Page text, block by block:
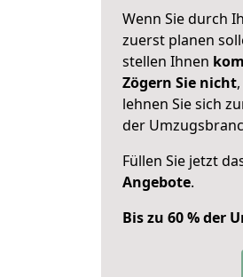
Wenn Sie durch
zuerst planen
stellen Ihnen
Zögern Sie nicht
lehnen Sie sich
der
Füllen Sie jetzt
Angebote.
Bis zu 60 % der